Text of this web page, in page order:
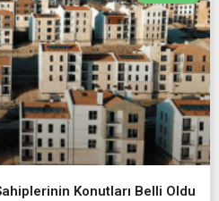
Konutları Belli Oldu